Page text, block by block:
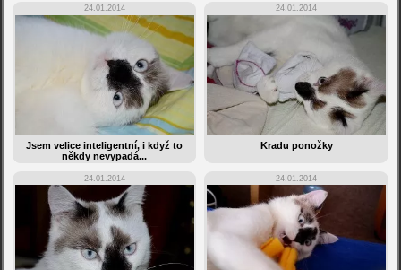
24.01.2014
Jsem velice inteligentní, i když to
někdy nevypadá...
24.01.2014
Kradu ponožky
24.01.2014 24.01.2014